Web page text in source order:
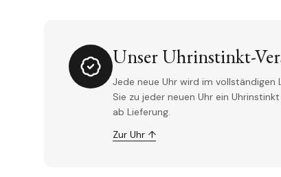
Unser Uhrinstinkt-
Jede neue Uhr wird im
Sie zu jeder neuen Uhr ein
ab Lieferung.
Zur Uhr ↑